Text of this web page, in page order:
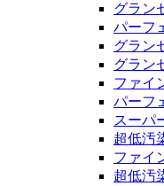
グラン
パーフ
グラン
グラン
ファイ
パーフ
スーパ
超低汚
ファイ
超低汚